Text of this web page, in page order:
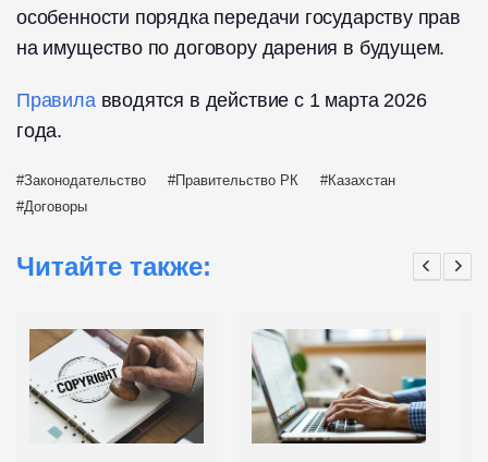
особенности порядка передачи государству прав
на имущество по договору дарения в будущем.
Правилавводятся в действие с 1 марта 2026
года.
Законодательство Правительство РК
Казахстан
Договоры
Читайте также: